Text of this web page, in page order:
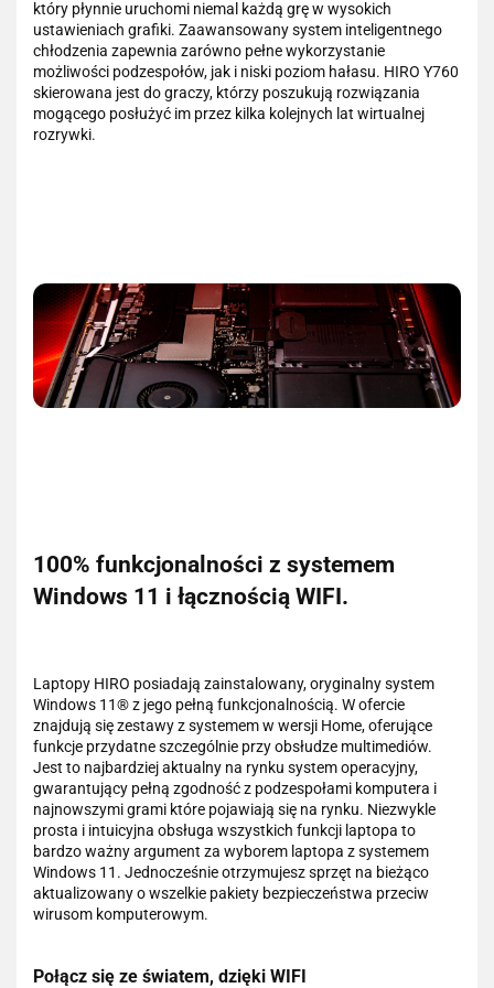
który płynnie uruchomi niemal każdą grę w wysokich
ustawieniach grafiki. Zaawansowany system inteligentnego
chłodzenia zapewnia zarówno pełne wykorzystanie
możliwości podzespołów, jak i niski poziom hałasu. HIRO Y760
skierowana jest do graczy, którzy poszukują rozwiązania
mogącego posłużyć im przez kilka kolejnych lat wirtualnej
rozrywki.
100% funkcjonalności z systemem
Windows 11 i łącznością WIFI.
Laptopy HIRO posiadają zainstalowany, oryginalny system
Windows 11® z jego pełną funkcjonalnością. W ofercie
znajdują się zestawy z systemem w wersji Home, oferujące
funkcje przydatne szczególnie przy obsłudze multimediów.
Jest to najbardziej aktualny na rynku system operacyjny,
gwarantujący pełną zgodność z podzespołami komputera i
najnowszymi grami które pojawiają się na rynku. Niezwykle
prosta i intuicyjna obsługa wszystkich funkcji laptopa to
bardzo ważny argument za wyborem laptopa z systemem
Windows 11. Jednocześnie otrzymujesz sprzęt na bieżąco
aktualizowany o wszelkie pakiety bezpieczeństwa przeciw
wirusom komputerowym.
Połącz się ze światem, dzięki WIFI